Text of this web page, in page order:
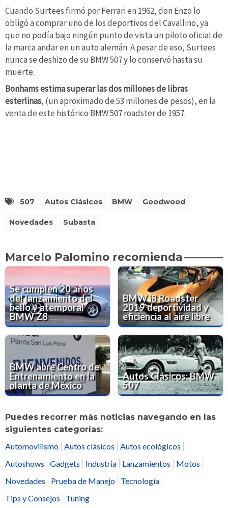
Cuando Surtees firmó por Ferrari en 1962, don Enzo lo
obligó a comprar uno de los deportivos del Cavallino, ya
que no podía bajo ningún punto de vista un piloto oficial de
la marca andar en un auto alemán. A pesar de eso, Surtees
nunca se deshizo de su BMW 507 y lo conservó hasta su
muerte.
Bonhams estima superar las dos millones de libras
esterlinas, (un aproximado de 53 millones de pesos), en la
venta de este histórico BMW 507 roadster de 1957.
507 Autos Clásicos BMW Goodwood
Novedades Subasta
Marcelo Palomino recomienda
Se cumplen 20 años
del lanzamiento del
bello y atemporal
BMW Z8
BMW i8 Roadster
2019 deportividad y
eficiencia al aire libre
BMW abre Centro de
Entrenamiento en la
planta de México
Autos Clásicos: BMW
507
Puedes recorrer más noticias navegando en las
siguientes categorías:
Automovilismo Autos clásicos
Autos ecológicos
Autoshows
Gadgets Industria Lanzamientos
Motos
Novedades
Prueba de Manejo
Tecnología
Tips y Consejos
Tuning